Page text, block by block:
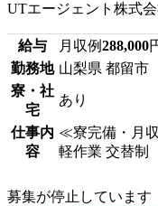
UTエージェント株式
給与 月収例288,000
勤務地 山梨県 都留市
寮・社
宅
あり
仕事内
容
≪寮完備・月
軽作業 交替制
募集が停止しています